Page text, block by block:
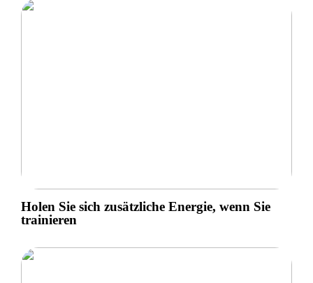
Holen Sie sich zusätzliche Energie, wenn Sie
trainieren